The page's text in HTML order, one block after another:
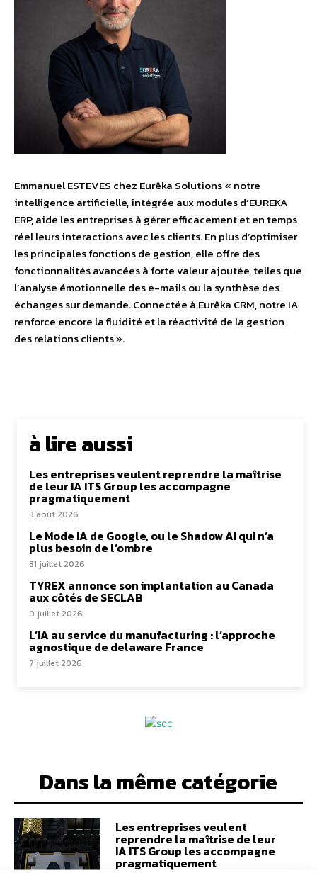
Emmanuel ESTEVES chez Eurêka Solutions « notre
intelligence artificielle, intégrée aux modules d’EUREKA
ERP, aide les entreprises à gérer efficacement et en temps
réel leurs interactions avec les clients. En plus d’optimiser
les principales fonctions de gestion, elle offre des
fonctionnalités avancées à forte valeur ajoutée, telles que
l’analyse émotionnelle des e-mails ou la synthèse des
échanges sur demande. Connectée à Eurêka CRM, notre IA
renforce encore la fluidité et la réactivité de la gestion
des relations clients ».
à lire aussi
Les entreprises veulent reprendre la maîtrise
de leur IA ITS Group les accompagne
pragmatiquement
3 août 2026
Le Mode IA de Google, ou le Shadow AI qui n’a
plus besoin de l’ombre
31 juillet 2026
TYREX annonce son implantation au Canada
aux côtés de SECLAB
9 juillet 2026
L’IA au service du manufacturing : l’approche
agnostique de delaware France
7 juillet 2026
Dans la même catégorie
Les entreprises veulent
reprendre la maîtrise de leur
IA ITS Group les accompagne
pragmatiquement